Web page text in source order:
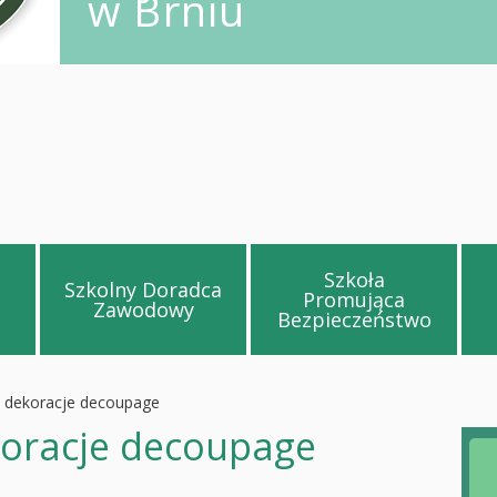
stronę Prezentacja szkoły
Przejdź na stronę Szkolny Doradca
Szkolny Doradca
Zawodowy Przejdź na
Szkoła
Promująca
Bezpieczeństwo
decoupage
decoupage